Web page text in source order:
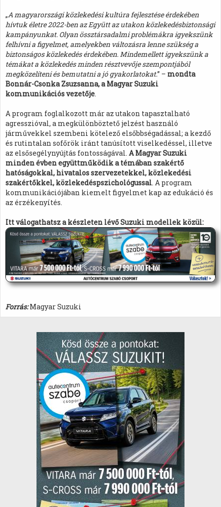
„A magyarországi közlekedési kultúra fejlesztése érdekében
hívtuk életre 2022-ben az Együtt az utakon közlekedésbiztonsági
kampányunkat. Olyan össztársadalmi problémákra igyekszünk
felhívni a figyelmet, amelyekben változásra lenne szükség a
biztonságos közlekedés érdekében. Mindemellett igyekszünk a
témákat a közlekedés minden résztvevője szempontjából
megközelíteni és bemutatni a jó gyakorlatokat.” – mondta
Bonnár-Csonka Zsuzsanna, a Magyar Suzuki
kommunikációs vezetője.
A program foglalkozott már az utakon tapasztalható
agresszióval, a megkülönböztető jelzést használó
járművekkel szembeni kötelező elsőbbségadással; a kezdő
és rutintalan sofőrök iránt tanúsított viselkedéssel, illetve
az elsősegélynyújtás fontosságával. A Magyar Suzuki
minden évben együttműködik a témában szakértő
hatóságokkal, hivatalos szervezetekkel, közlekedési
szakértőkkel, közlekedéspszichológussal. A program
kommunikációjában kiemelt figyelmet kap az edukáció és
az érzékenyítés.
Itt válogathatsz a készleten lévő Suzuki modellek közül:
Forrás:Magyar Suzuki